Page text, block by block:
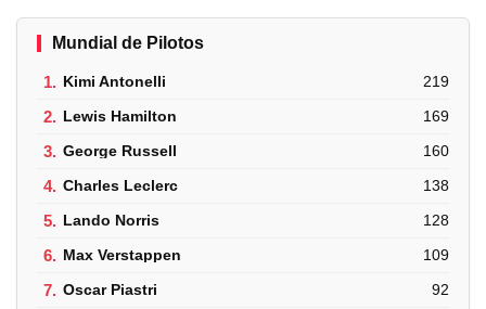
Mundial de Pilotos
1. Kimi Antonelli 219
2. Lewis Hamilton 169
3. George Russell 160
4. Charles Leclerc 138
5. Lando Norris 128
6. Max Verstappen 109
7. Oscar Piastri 92